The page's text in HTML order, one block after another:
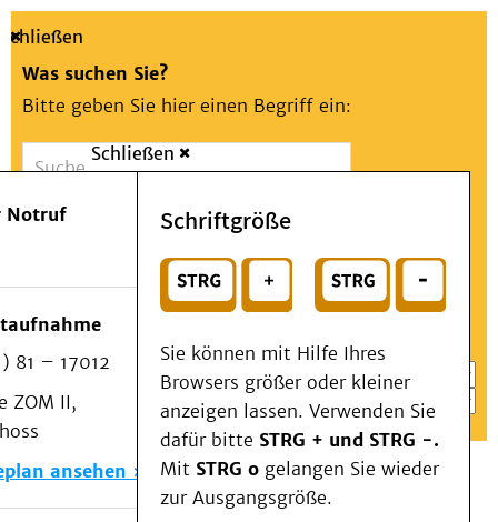
Suche
Schließen
Was suchen Sie?
Bitte geben Sie hier einen Begriff ein:
Suchen
oder
Wählen Sie ein Thema für Ihren Schnelleinstieg
Notfall
Schließen
Notruf
81 – 17012
ZOM II,
ansehen
Schriftgröße
Sie können mit Hilfe Ihres
Browsers größer oder kleiner
anzeigen lassen. Verwenden Sie
dafür bitte STRG + und STRG -.
Mit STRG o gelangen Sie wieder
zur Ausgangsgröße.
Menü
Patienten & Besucher
Kliniken/Institute/Zentren
Als Patient am UKD
Beratung und Unterstützung
Veranstaltungen
Kommunikation im Medizinwesen (KIM)
Notfall
Forschung & Lehre